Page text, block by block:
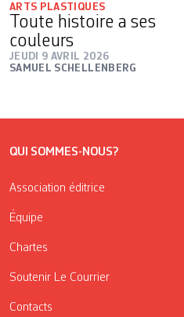
ARTS PLASTIQUES
Toute histoire a ses
couleurs
JEUDI 9 AVRIL 2026
SAMUEL SCHELLENBERG
QUI SOMMES-NOUS?
Association éditrice
Équipe
Chartes
Soutenir Le Courrier
Contacts